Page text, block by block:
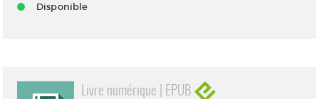
Disponible
Livre numérique | EPUB